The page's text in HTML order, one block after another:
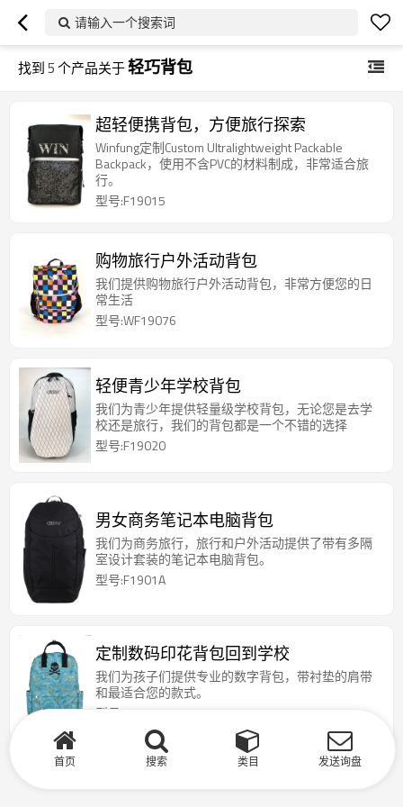
请输入一个搜索词
找到5个产品关于轻巧背包
超轻便携背包，方便旅行探索
Winfung定制Custom Ultralightweight Packable
Backpack，使用不含PVC的材料制成，非常适合旅
行。
型号:F19015
购物旅行户外活动背包
我们提供购物旅行户外活动背包，非常方便您的日
常生活
型号:WF19076
轻便青少年学校背包
我们为青少年提供轻量级学校背包，无论您是去学
校还是旅行，我们的背包都是一个不错的选择
型号:F19020
男女商务笔记本电脑背包
我们为商务旅行，旅行和户外活动提供了带有多隔
室设计套装的笔记本电脑背包。
型号:F1901A
定制数码印花背包回到学校
我们为孩子们提供专业的数字背包，带衬垫的肩带
和最适合您的款式。
型号:BP354XL
首页 搜索 类目 发送询盘